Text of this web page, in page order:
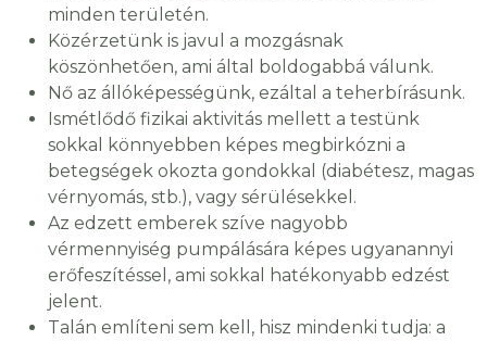
minden területén.
Közérzetünk is javul a mozgásnak
köszönhetően, ami által boldogabbá válunk.
Nő az állóképességünk, ezáltal a teherbírásunk.
Ismétlődő fizikai aktivitás mellett a testünk
sokkal könnyebben képes megbirkózni a
betegségek okozta gondokkal (diabétesz, magas
vérnyomás, stb.), vagy sérülésekkel.
Az edzett emberek szíve nagyobb
vérmennyiség pumpálására képes ugyanannyi
erőfeszítéssel, ami sokkal hatékonyabb edzést
jelent.
Talán említeni sem kell, hisz mindenki tudja: a